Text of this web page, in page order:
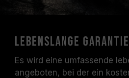
Lebenslange Garantie
Es wird eine umfassende
angeboten, bei der ein